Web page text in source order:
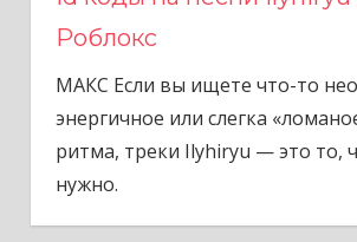
Роблокс
МАКС Если вы ищете что-то
энергичное или слегка
ритма, треки Ilyhiryu — это то,
нужно.